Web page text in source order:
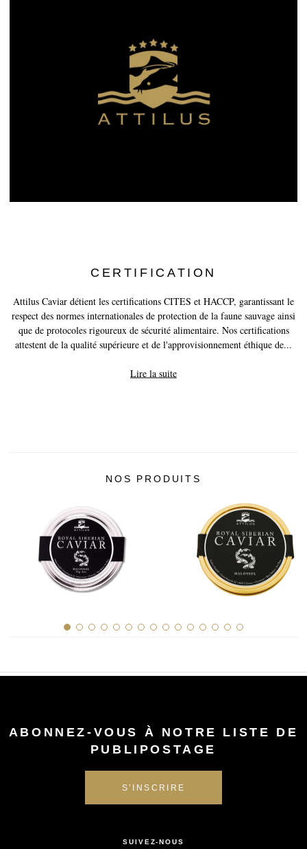
CERTIFICATION
Attilus Caviar détient les certifications CITES et HACCP, garantissant le
respect des normes internationales de protection de la faune sauvage ainsi
que de protocoles rigoureux de sécurité alimentaire. Nos certifications
attestent de la qualité supérieure et de l'approvisionnement éthique de...
Lire la suite
NOS PRODUITS
ABONNEZ-VOUS À NOTRE LISTE DE
PUBLIPOSTAGE
SUIVEZ-NOUS